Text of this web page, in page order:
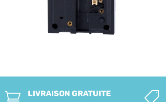

LIVRAISON GRATUITE
